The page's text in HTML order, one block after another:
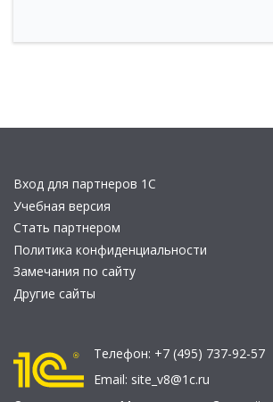
Вход для партнеров 1С
Учебная версия
Стать партнером
Политика конфиденциальности
Замечания по сайту
Другие сайты
Телефон: +7 (495) 737-92-57
Email: site_v8@1c.ru